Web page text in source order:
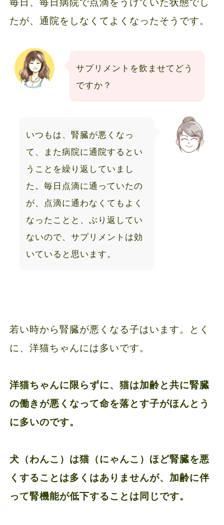
たが、通院をしなくてよくなったそうです。
サプリメントを飲ませてどう
ですか？
いつもは、腎臓が悪くなっ
て、また病院に通院するとい
うことを繰り返していまし
た。毎日点滴に通っていたの
が、点滴に通わなくてもよく
なったことと、ぶり返してい
ないので、サプリメントは効
いていると思います。
若い時から腎臓が悪くなる子はいます。とく
に、洋猫ちゃんには多いです。
洋猫ちゃんに限らずに、猫は加齢と共に腎臓
の働きが悪くなって命を落とす子がほんとう
に多いのです。
犬（わんこ）は猫（にゃんこ）ほど腎臓を悪
くすることは多くはありませんが、加齢に伴
って腎機能が低下することは同じです。